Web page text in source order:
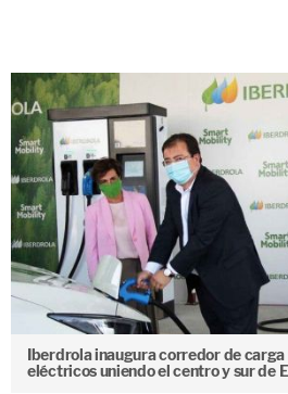
Iberdrola inaugura corredor de
eléctricos uniendo el centro y sur de